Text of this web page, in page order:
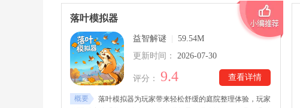
落叶模拟器
益智解谜
59.54M
更新时间：
2026-07-30
查看详情
评分： 9.4
概要
落叶模拟器为玩家带来轻松舒缓的庭院整理体验，玩家